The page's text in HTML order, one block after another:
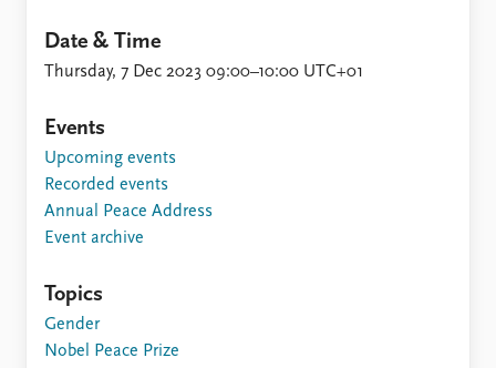
Date & Time
Thursday, 7 Dec 2023 09:00–10:00 UTC+01
Events
Upcoming events
Recorded events
Annual Peace Address
Event archive
Topics
Gender
Nobel Peace Prize